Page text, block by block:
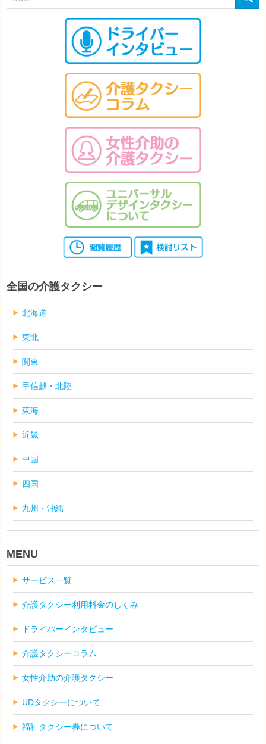
全国の介護タクシー
北海道
東北
関東
甲信越・北陸
東海
近畿
中国
四国
九州・沖縄
MENU
サービス一覧
介護タクシー利用料金のしくみ
ドライバーインタビュー
介護タクシーコラム
女性介助の介護タクシー
UDタクシーについて
福祉タクシー券について